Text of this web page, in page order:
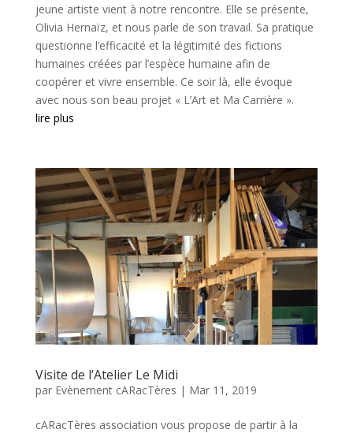
jeune artiste vient à notre rencontre. Elle se présente,
Olivia Hernaïz, et nous parle de son travail. Sa pratique
questionne l’efficacité et la légitimité des fictions
humaines créées par l’espèce humaine afin de
coopérer et vivre ensemble. Ce soir là, elle évoque
avec nous son beau projet « L’Art et Ma Carrière ».
lire plus
Visite de l’Atelier Le Midi
par Evènement cARacTères | Mar 11, 2019
cARacTères association vous propose de partir à la